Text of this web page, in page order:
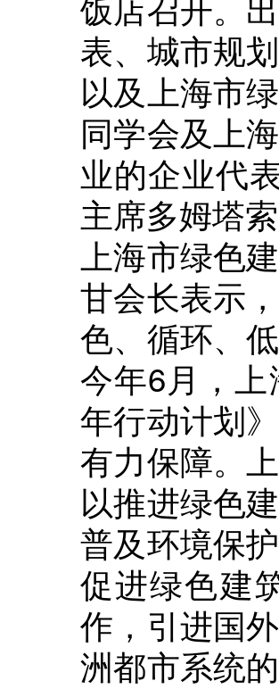
表、城市规
以及上海市
同学会及上
业的企业代
主席多姆塔
上海市绿色
甘会长表示
色、循环、
今年6月，
年行动计划
有力保障。
以推进绿色
普及环境保
促进绿色建
作，引进国
洲都市系统